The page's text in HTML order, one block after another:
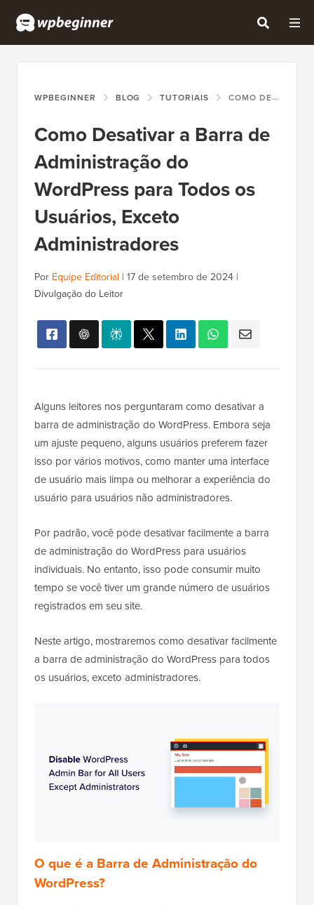
WPBEGINNER BLOG TUTORIAIS COMO DESATIVAR A BARRA DE ADMINISTRAÇÃO DO WORDPRESS PARA TODOS OS USUÁRIOS, EXCETO ADMINISTRADORES
Como Desativar a Barra de
Administração do
WordPress para Todos os
Usuários, Exceto
Administradores
Por Equipe Editorial | 17 de setembro de 2024 |
Divulgação do Leitor
Alguns leitores nos perguntaram como desativar a
barra de administração do WordPress. Embora seja
um ajuste pequeno, alguns usuários preferem fazer
isso por vários motivos, como manter uma interface
de usuário mais limpa ou melhorar a experiência do
usuário para usuários não administradores.
Por padrão, você pode desativar facilmente a barra
de administração do WordPress para usuários
individuais. No entanto, isso pode consumir muito
tempo se você tiver um grande número de usuários
registrados em seu site.
Neste artigo, mostraremos como desativar facilmente
a barra de administração do WordPress para todos
os usuários, exceto administradores.
O que é a Barra de Administração do
WordPress?